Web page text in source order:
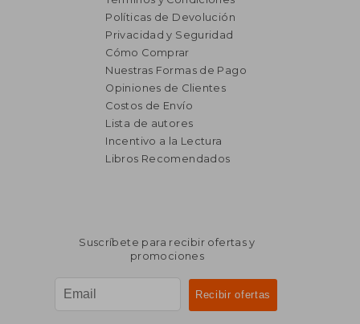
$ 2.923
Políticas de Devolución
Privacidad y Seguridad
Cómo Comprar
Nuestras Formas de Pago
Opiniones de Clientes
Costos de Envío
Lista de autores
Incentivo a la Lectura
Libros Recomendados
Suscríbete para recibir ofertas y
promociones